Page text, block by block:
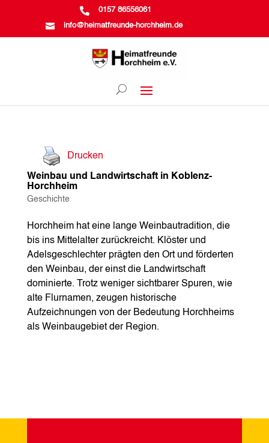
 0157 86556061
 info@heimatfreunde-horchheim.de
Drucken
Weinbau und Landwirtschaft in Koblenz-
Horchheim
Geschichte
Horchheim hat eine lange Weinbautradition, die
bis ins Mittelalter zurückreicht. Klöster und
Adelsgeschlechter prägten den Ort und förderten
den Weinbau, der einst die Landwirtschaft
dominierte. Trotz weniger sichtbarer Spuren, wie
alte Flurnamen, zeugen historische
Aufzeichnungen von der Bedeutung Horchheims
als Weinbaugebiet der Region.